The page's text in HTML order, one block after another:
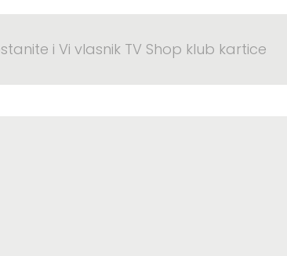
i Vi vlasnik TV Shop klub kartice